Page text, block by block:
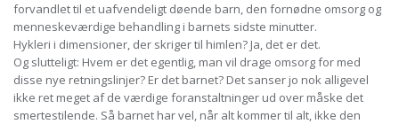
forvandlet til et uafvendeligt døende barn, den fornødne omsorg og
menneskeværdige behandling i barnets sidste minutter.
Hykleri i dimensioner, der skriger til himlen? Ja, det er det.
Og slutteligt: Hvem er det egentlig, man vil drage omsorg for med
disse nye retningslinjer? Er det barnet? Det sanser jo nok alligevel
ikke ret meget af de værdige foranstaltninger ud over måske det
smertestilende. Så barnet har vel, når alt kommer til alt, ikke den